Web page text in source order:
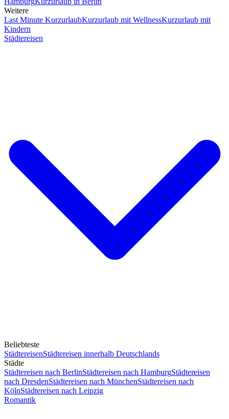
Weitere
Last Minute KurzurlaubKurzurlaub mit WellnessKurzurlaub mit
Kindern
Städtereisen
Beliebteste
StädtereisenStädtereisen innerhalb Deutschlands
Städte
Städtereisen nach BerlinStädtereisen nach HamburgStädtereisen
nach DresdenStädtereisen nach MünchenStädtereisen nach
KölnStädtereisen nach Leipzig
Romantik